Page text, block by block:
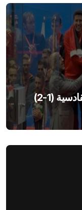
بالفيديو | ملخص مباراة الهلال والقادسية (1-2)